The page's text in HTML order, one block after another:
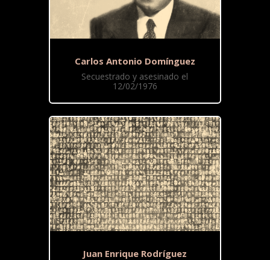
Carlos Antonio Domínguez
Secuestrado y asesinado el
12/02/1976
Juan Enrique Rodríguez